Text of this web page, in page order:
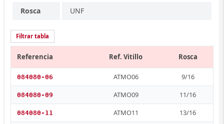
Rosca UNF
Filtrar tabla
Referencia Ref. Vitillo Rosca
084080-06 ATMO06 9/16
084080-09 ATMO09 11/16
084080-11 ATMO11 13/16